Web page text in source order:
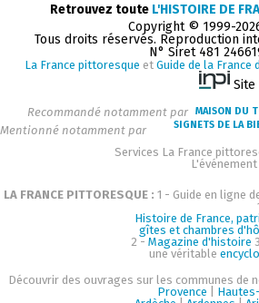
Retrouvez toute L'HISTOIRE DE
Copyright © 1999-
Tous droits réservés. Reproduction
N° Siret 481
La France pittoresque et Guide de la France
Recommandé notamment par MAISON DU
Mentionné notamment par
SIGNETS DE LA
Services La France
LA FRANCE PITTORESQUE : 1 - Guide en ligne
Histoire de France,
gîtes et chambres
2 - Magazine d'histoire
une véritable
Découvrir des ouvrages sur les communes de
Provence